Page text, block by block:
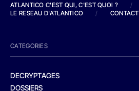
ATLANTICO C'EST QUI, C'EST QUOI ?
/
LE RESEAU D'ATLANTICO
/ CONTACT
CATEGORIES
DECRYPTAGES
DOSSIERS